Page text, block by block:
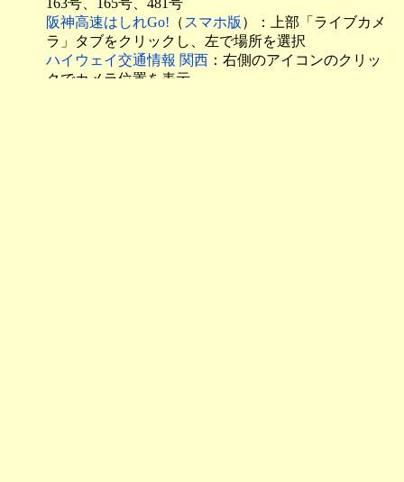
163号、165号、481号
阪神高速はしれGo! （スマホ版）：上部「ライブカメ
ラ」タブをクリックし、左で場所を選択
ハイウェイ交通情報 関西 ：右側のアイコンのクリッ